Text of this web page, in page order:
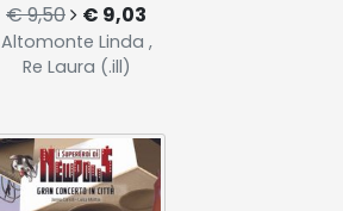
€ 9,50 € 9,03
Altomonte Linda ,
Re Laura (.ill)